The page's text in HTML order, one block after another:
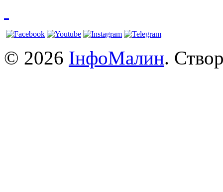
© 2026 ІнфоМалин.